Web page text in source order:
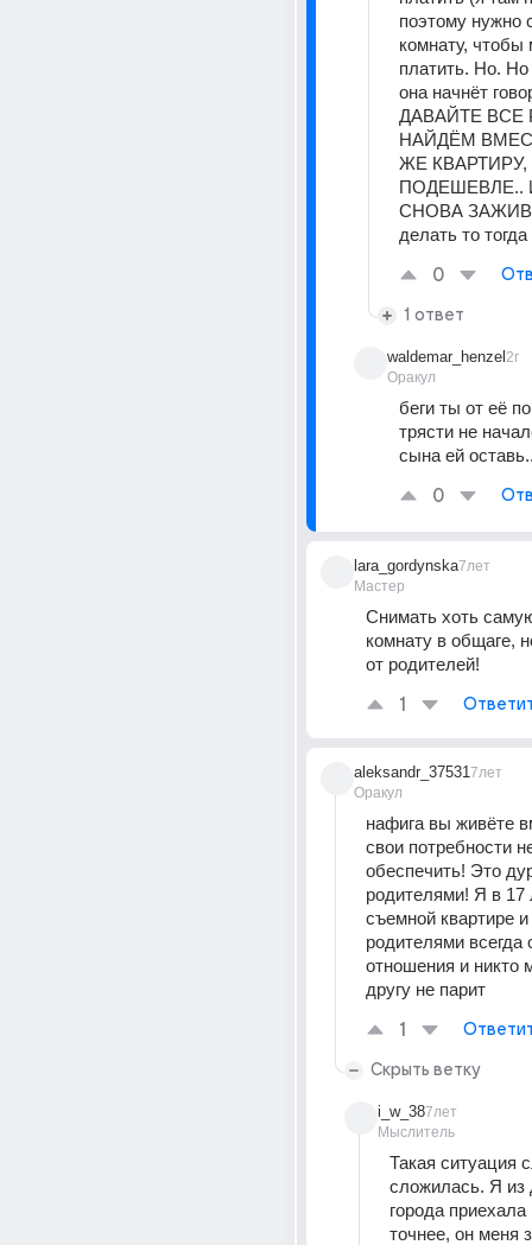
поэтому нужно
комнату,
платить. Но.
она начнёт
ДАВАЙТЕ ВСЕ
НАЙДЁМ
ЖЕ
ПОДЕШЕВЛЕ..
СНОВА
делать то
0
1 ответ
waldemar_henzel
Оракул
2г
беги ты от её
трясти не
сына ей
0
lara_gordynska
Мастер
7лет
Снимать хоть
комнату в общаге,
от родителей!
1
aleksandr_37531
Оракул
7лет
нафига вы живёте
свои потребности
обеспечить! Это
родителями! Я в 17
съемной квартире
родителями всегда
отношения и никто
другу не парит
1
Скрыть ветку
i_w_38
Мыслитель
7лет
Такая ситуация
сложилась. Я из
города приехала
точнее, он меня